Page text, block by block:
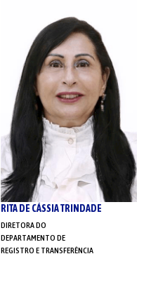
RITA DE CÁSSIA TRINDADE
DIRETORA DO
DEPARTAMENTO DE
REGISTRO E TRANSFERÊNCIA